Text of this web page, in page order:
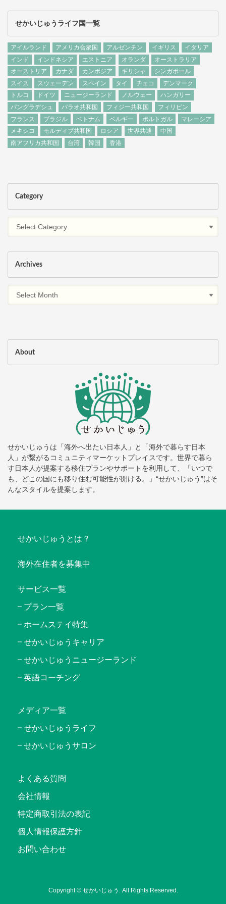
せかいじゅうライフ国一覧
アイルランド アメリカ合衆国 アルゼンチン イギリス
イタリア
インド
インドネシア エストニア オランダ
オーストラリア
オーストリア
カナダ カンボジア ギリシャ
シンガポール
スイス
スウェーデン スペイン タイ チェコ
デンマーク
トルコ
ドイツ ニュージーランド ノルウェー
ハンガリー
バングラデシュ
パラオ共和国 フィジー共和国
フィリピン
フランス
ブラジル ベトナム ベルギー ポルトガル
マレーシア
メキシコ
モルディブ共和国 ロシア 世界共通
中国
南アフリカ共和国
台湾 韓国 香港
Category
Archives
About
せかいじゅうは「海外へ出たい日本人」と「海外で暮らす日本
人」が繋がるコミュニティマーケットプレイスです。世界で暮ら
す日本人が提案する移住プランやサポートを利用して、「いつで
も、どこの国にも移り住む可能性が開ける。」“せかいじゅう”はそ
んなスタイルを提案します。
せかいじゅうとは？
海外在住者を募集中
サービス一覧
プラン一覧
ホームステイ特集
せかいじゅうキャリア
せかいじゅうニュージーランド
英語コーチング
メディア一覧
せかいじゅうライフ
せかいじゅうサロン
よくある質問
会社情報
特定商取引法の表記
個人情報保護方針
お問い合わせ
Copyright © せかいじゅう. All Rights Reserved.